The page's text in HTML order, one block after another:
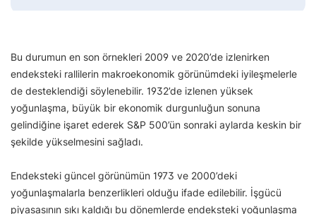
Bu durumun en son örnekleri 2009 ve 2020’de izlenirken
endeksteki rallilerin makroekonomik görünümdeki iyileşmelerle
de desteklendiği söylenebilir. 1932’de izlenen yüksek
yoğunlaşma, büyük bir ekonomik durgunluğun sonuna
gelindiğine işaret ederek S&P 500’ün sonraki aylarda keskin bir
şekilde yükselmesini sağladı.
Endeksteki güncel görünümün 1973 ve 2000’deki
yoğunlaşmalarla benzerlikleri olduğu ifade edilebilir. İşgücü
piyasasının sıkı kaldığı bu dönemlerde endeksteki yoğunlaşma